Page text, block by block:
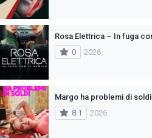
0
2026
Margo ha problemi di soldi
8.1
2026